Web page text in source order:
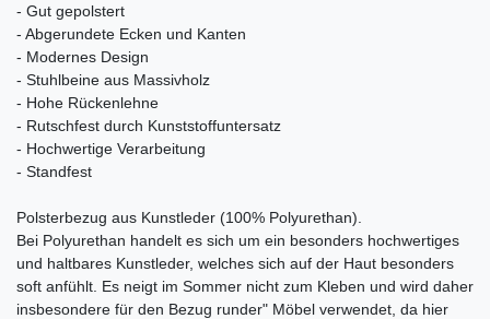
- Gut gepolstert
- Abgerundete Ecken und Kanten
- Modernes Design
- Stuhlbeine aus Massivholz
- Hohe Rückenlehne
- Rutschfest durch Kunststoffuntersatz
- Hochwertige Verarbeitung
- Standfest
Polsterbezug aus Kunstleder (100% Polyurethan).
Bei Polyurethan handelt es sich um ein besonders hochwertiges
und haltbares Kunstleder, welches sich auf der Haut besonders
soft anfühlt. Es neigt im Sommer nicht zum Kleben und wird daher
insbesondere für den Bezug runder" Möbel verwendet, da hier